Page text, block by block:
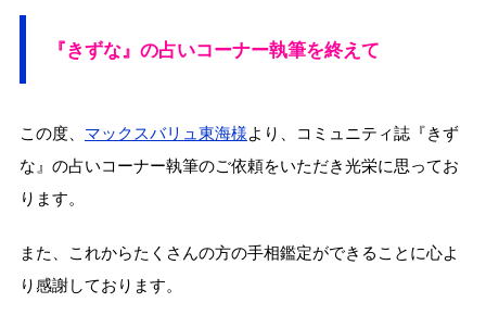
『きずな』の占いコーナー執筆を終えて
この度、 マックスバリュ東海様より、コミュニティ誌『きず
な』の占いコーナー執筆のご依頼をいただき光栄に思ってお
ります。
また、これからたくさんの方の手相鑑定ができることに心よ
り感謝しております。